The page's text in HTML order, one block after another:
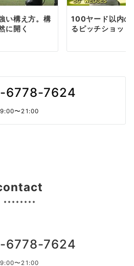
い構え方。構
に開く
100ヤード以内の
るピッチショッ
6778-7624
9:00〜21:00
6778-7624
9:00〜21:00